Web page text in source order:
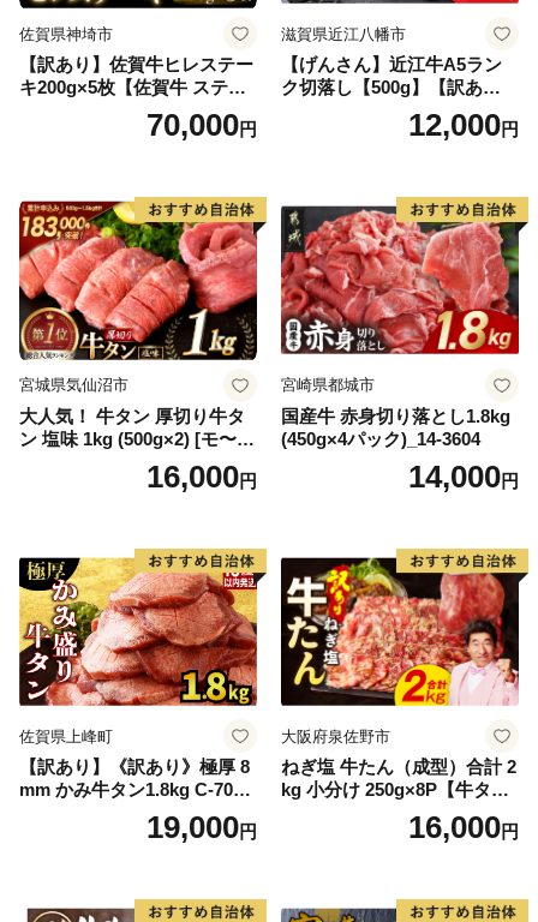
佐賀県神埼市
【訳あり】佐賀牛ヒレステー
キ200g×5枚【佐賀牛 ステー
キ ブランド肉 ヒレ肉 フィレ
肉 ジューシー ヘルシー】(H0
70,000円
滋賀県近江八幡市
【げんさん】近江牛A5ラン
ク切落し【500g】【訳あり】
12,000円
宮城県気仙沼市
大人気！ 牛タン 厚切り牛タ
ン 塩味 1kg (500g×2) [モ〜ラ
ンド 宮城県 気仙沼市 205646
60] 肉 牛肉 精肉 牛たん 牛タ
厚切り タン
16,000円
宮崎県都城市
国産牛 赤身切り落とし1.8kg
(450g×4パック)_14-3604
14,000円
佐賀県上峰町
【訳あり】《訳あり》極厚 8
mm かみ牛タン1.8kg C-709-
19,000円
大阪府泉佐野市
ねぎ塩 牛たん（成型）合計 2
kg 小分け 250g×8P【牛タン
牛肉 焼肉用 薄切り 訳あり サ
16,000円